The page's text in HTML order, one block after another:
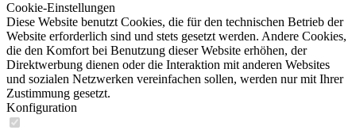
Cookie-Einstellungen
Diese Website benutzt Cookies, die für den technischen Betrieb der
Website erforderlich sind und stets gesetzt werden. Andere Cookies,
die den Komfort bei Benutzung dieser Website erhöhen, der
Direktwerbung dienen oder die Interaktion mit anderen Websites
und sozialen Netzwerken vereinfachen sollen, werden nur mit Ihrer
Zustimmung gesetzt.
Konfiguration